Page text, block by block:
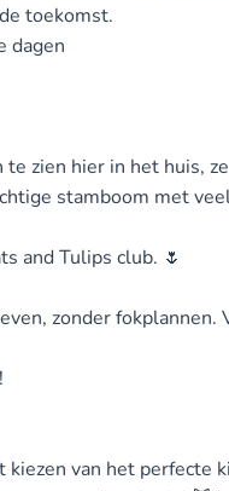
toekomst.
dagen
zien hier in het huis,
stamboom met
and Tulips club. 🌷
zonder fokplannen.
van het perfecte